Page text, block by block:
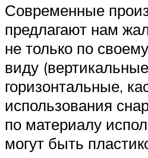
Современные
предлагают нам
не только по
виду
горизонтальные,
использования
по материалу
могут быть